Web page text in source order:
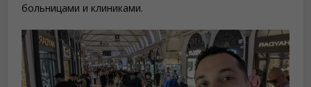
больницами и клиниками.